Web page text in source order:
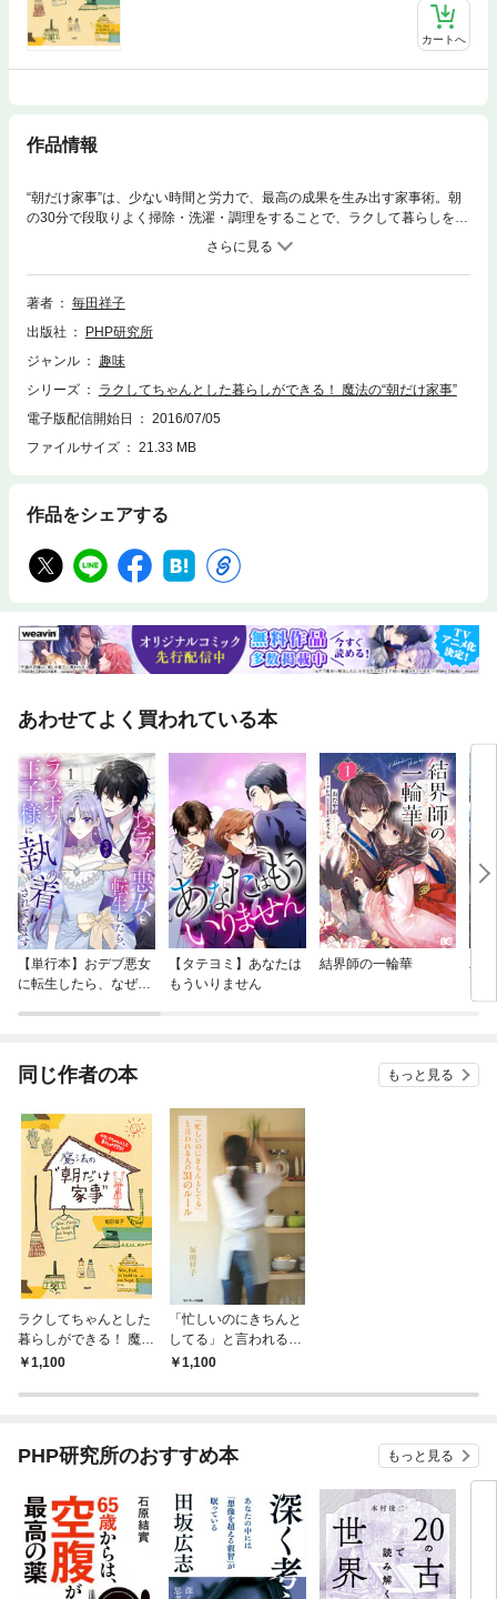
カートへ
作品情報
“朝だけ家事”は、少ない時間と労力で、最高の成果を生み出す家事術。朝
の30分で段取りよく掃除・洗濯・調理をすることで、ラクして暮らしを快
適にする方法を紹介。朝に30分だけ早起きして家事をこなすだけ。ちょっ
とがんばればできて、こんなに気持ちよい毎日が送れるようになる。家事
に追われて、「アレもしなきゃ、コレもしなきゃ」という強迫観念に追わ
れている人や、自分の時間がほしい人に、ぜひおすすめ。“朝だけ家事”を
こともできて、気持ちに余裕をもつこともできるし、“やっつけ家事”か
ら、コントロールできてクリエイティブな“スリム家事”に変化する。一生
著者
毎田祥子
出版社
PHP研究所
ジャンル
趣味
シリーズ
ラクしてちゃんとした暮らしができる！ 魔法の“朝だけ家事”
電子版配信開始日
2016/07/05
ファイルサイズ
21.33 MB
作品をシェアする
あわせてよく買われている本
【単行本】おデブ悪女
に転生したら、なぜか
【タテヨミ】あなたは
もういりません
結界師の一輪華
バ
今
同じ作者の本 もっと見る
ラクしてちゃんとした
暮らしができる！ 魔法
の“朝だけ家事”
1,100
「忙しいのにきちんと
してる」と言われる人
の３１のルール
1,100
PHP研究所のおすすめ本 もっと見る